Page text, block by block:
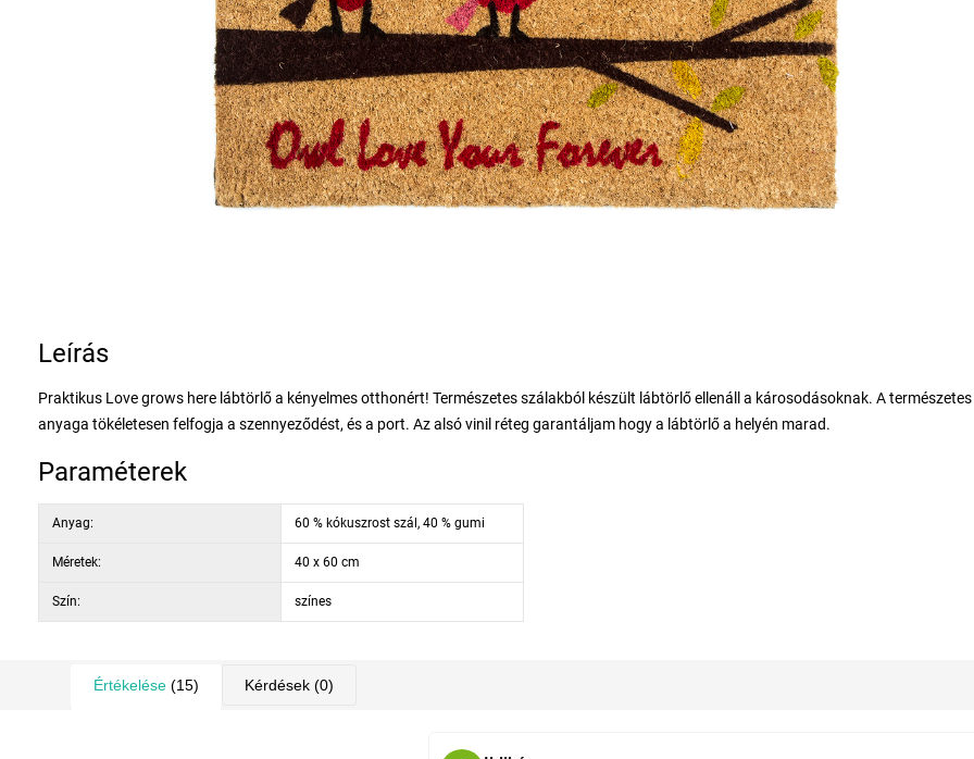
Leírás
Praktikus Love grows here lábtörlő a kényelmes otthonért! Természetes szálakból készült lábtörlő ellenáll a károsodásoknak. A természetes
anyaga tökéletesen felfogja a szennyeződést, és a port. Az alsó vinil réteg garantáljam hogy a lábtörlő a helyén marad.
Paraméterek
Anyag: 60 % kókuszrost szál, 40 % gumi
Méretek: 40 x 60 cm
Szín: színes
Értékelése (15) Kérdések (0)